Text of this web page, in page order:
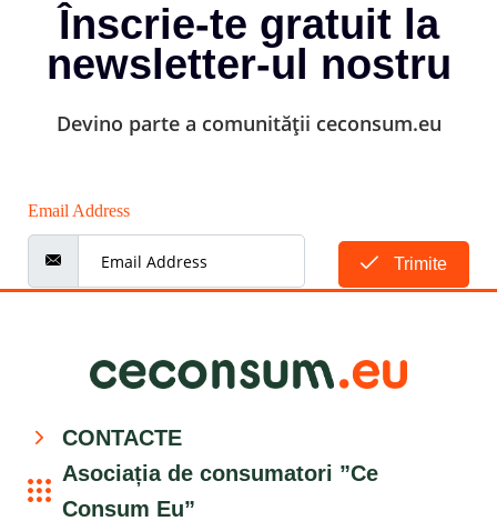
Înscrie-te gratuit la
newsletter-ul nostru
Devino parte a comunității ceconsum.eu
Email Address
Trimite
CONTACTE
Asociația de consumatori ”Ce
Consum Eu”